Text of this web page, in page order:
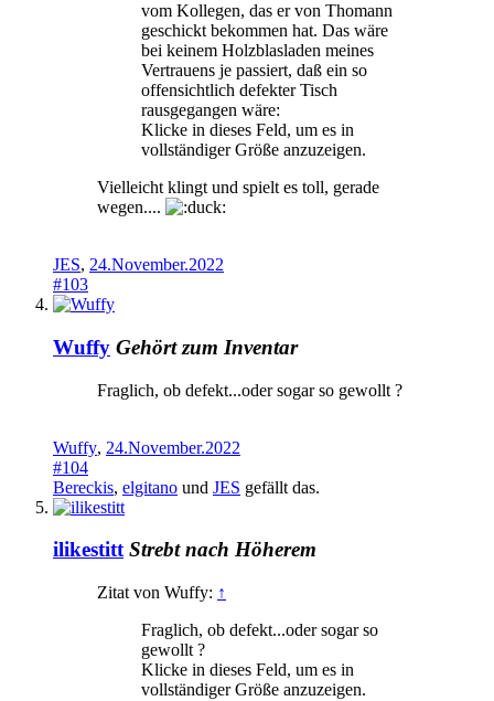
vom Kollegen, das er von Thomann
geschickt bekommen hat. Das wäre
bei keinem Holzblasladen meines
Vertrauens je passiert, daß ein so
offensichtlich defekter Tisch
rausgegangen wäre:
Klicke in dieses Feld, um es in
vollständiger Größe anzuzeigen.
Vielleicht klingt und spielt es toll, gerade
wegen....
JES, 24.November.2022
#103
Wuffy Gehört zum Inventar
Fraglich, ob defekt...oder sogar so gewollt ?
Wuffy, 24.November.2022
#104
Bereckis, elgitano und JES gefällt das.
ilikestitt Strebt nach Höherem
Zitat von Wuffy: ↑
Fraglich, ob defekt...oder sogar so
gewollt ?
Klicke in dieses Feld, um es in
vollständiger Größe anzuzeigen.